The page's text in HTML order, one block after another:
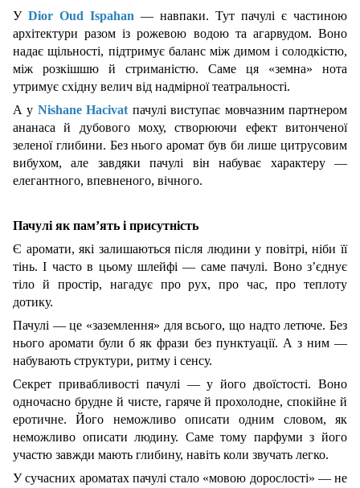
У Dior Oud Ispahan — навпаки. Тут пачулі є частиною
архітектури разом із рожевою водою та агарвудом. Воно
надає щільності, підтримує баланс між димом і солодкістю,
між розкішшю й стриманістю. Саме ця «земна» нота
утримує східну велич від надмірної театральності.
А у Nishane Hacivat пачулі виступає мовчазним партнером
ананаса й дубового моху, створюючи ефект витонченої
зеленої глибини. Без нього аромат був би лише цитрусовим
вибухом, але завдяки пачулі він набуває характеру —
елегантного, впевненого, вічного.
Пачулі як пам’ять і присутність
Є аромати, які залишаються після людини у повітрі, ніби її
тінь. І часто в цьому шлейфі — саме пачулі. Воно з’єднує
тіло й простір, нагадує про рух, про час, про теплоту
дотику.
Пачулі — це «заземлення» для всього, що надто летюче. Без
нього аромати були б як фрази без пунктуації. А з ним —
набувають структури, ритму і сенсу.
Секрет привабливості пачулі — у його двоїстості. Воно
одночасно брудне й чисте, гаряче й прохолодне, спокійне й
еротичне. Його неможливо описати одним словом, як
неможливо описати людину. Саме тому парфуми з його
участю завжди мають глибину, навіть коли звучать легко.
У сучасних ароматах пачулі стало «мовою дорослості» — не